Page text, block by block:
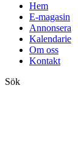
Hem
E-magasin
Annonsera
Kalendarie
Om oss
Kontakt
Sök